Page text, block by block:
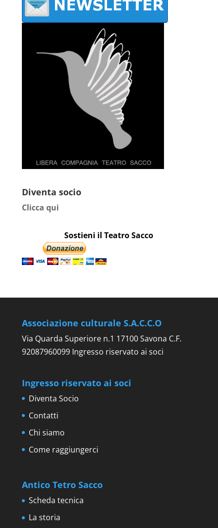
Diventa socio
Clicca qui
Sostieni il Teatro Sacco
Associazione culturale S.A.C.C.O
Via Quarda Superiore n.1 17100 Savona C.F.
92087960099 Ingresso riservato ai soci
Ingresso riservato ai soci
Diventa Socio
Contatti
Chi siamo
Come raggiungerci
Antico Tetro Sacco
Scheda tecnica
La storia